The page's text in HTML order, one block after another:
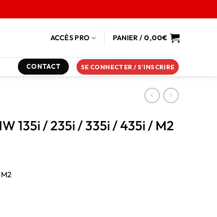
ACCÈS PRO PANIER / 0,00€
CONTACT SE CONNECTER / S’INSCRIRE
135i / 235i / 335i / 435i / M2